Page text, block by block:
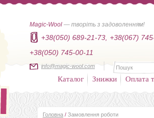
Magic-Wool — творіть з задоволенням!
+38(050) 689-21-73,
+38(067)
+38(050) 745-00-11
info@magic-wool.com
Каталог Знижки Оплата
Головна / Замовлення роботи